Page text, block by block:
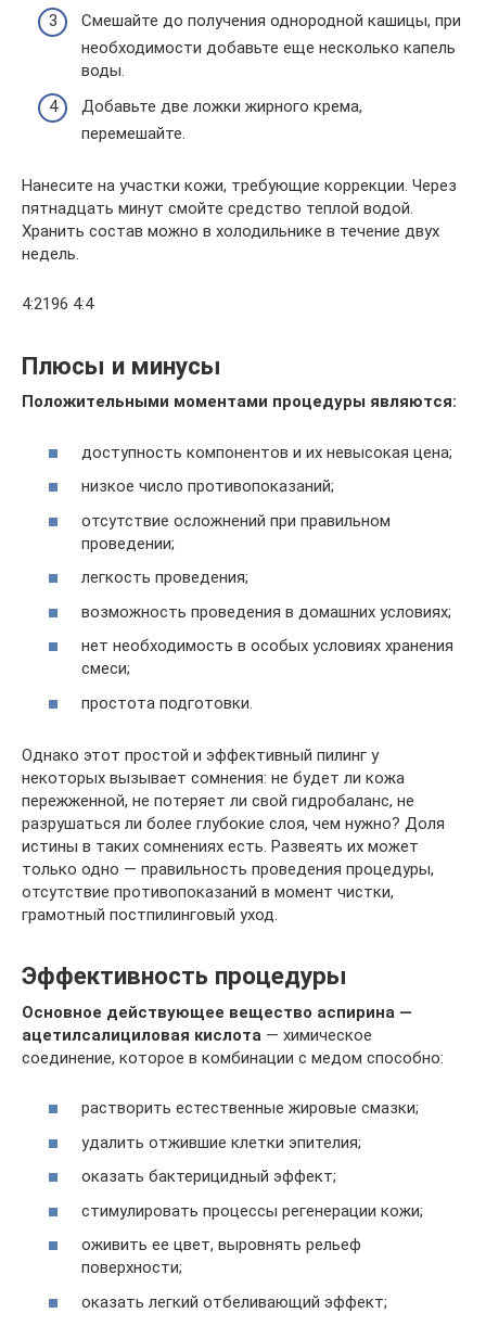
Смешайте до получения однородной кашицы, при
необходимости добавьте еще несколько капель
воды.
Добавьте две ложки жирного крема,
перемешайте.
Нанесите на участки кожи, требующие коррекции. Через
пятнадцать минут смойте средство теплой водой.
Хранить состав можно в холодильнике в течение двух
недель.
4:2196 4:4
Плюсы и минусы
Положительными моментами процедуры являются:
доступность компонентов и их невысокая цена;
низкое число противопоказаний;
отсутствие осложнений при правильном
проведении;
легкость проведения;
возможность проведения в домашних условиях;
нет необходимость в особых условиях хранения
смеси;
простота подготовки.
Однако этот простой и эффективный пилинг у
некоторых вызывает сомнения: не будет ли кожа
пережженной, не потеряет ли свой гидробаланс, не
разрушаться ли более глубокие слоя, чем нужно? Доля
истины в таких сомнениях есть. Развеять их может
только одно — правильность проведения процедуры,
отсутствие противопоказаний в момент чистки,
грамотный постпилинговый уход.
Эффективность процедуры
Основное действующее вещество аспирина —
ацетилсалициловая кислота — химическое
соединение, которое в комбинации с медом способно:
растворить естественные жировые смазки;
удалить отжившие клетки эпителия;
оказать бактерицидный эффект;
стимулировать процессы регенерации кожи;
оживить ее цвет, выровнять рельеф
поверхности;
оказать легкий отбеливающий эффект;